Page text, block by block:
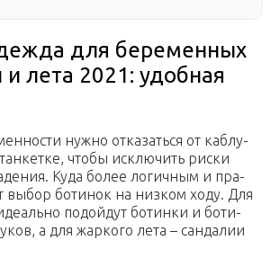
для беременных
лета 2021: удобная
нуж­но отка­зать­ся от каб­лу­
что­бы исклю­чить рис­ки
Куда более логич­ным и пра­
выбор боти­нок на низ­ком ходу. Для
подой­дут ботин­ки и боти­
а для жар­ко­го лета – сан­да­лии